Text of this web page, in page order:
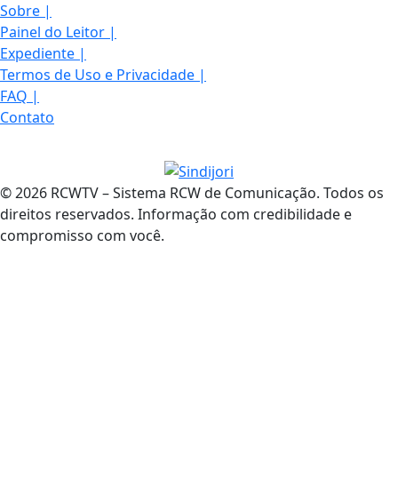
Sobre |
Painel do Leitor |
Expediente |
Termos de Uso e Privacidade |
FAQ |
Contato
© 2026 RCWTV – Sistema RCW de Comunicação. Todos os
direitos reservados. Informação com credibilidade e
compromisso com você.